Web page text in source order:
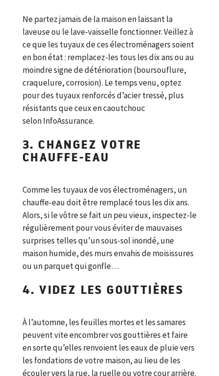
Ne partez jamais de la maison en laissant la
laveuse ou le lave-vaisselle fonctionner. Veillez à
ce que les tuyaux de ces électroménagers soient
en bon état : remplacez-les tous les dix ans ou au
moindre signe de détérioration (boursouflure,
craquelure, corrosion). Le temps venu, optez
pour des tuyaux renforcés d’acier tressé, plus
résistants que ceux en caoutchouc
selon InfoAssurance.
3. CHANGEZ VOTRE
CHAUFFE-EAU
Comme les tuyaux de vos électroménagers, un
chauffe-eau doit être remplacé tous les dix ans.
Alors, si le vôtre se fait un peu vieux, inspectez-le
régulièrement pour vous éviter de mauvaises
surprises telles qu’un sous-sol inondé, une
maison humide, des murs envahis de moisissures
ou un parquet qui gonfle…
4. VIDEZ LES GOUTTIÈRES
À l’automne, les feuilles mortes et les samares
peuvent vite encombrer vos gouttières et faire
en sorte qu’elles renvoient les eaux de pluie vers
les fondations de votre maison, au lieu de les
écouler vers la rue, la ruelle ou votre cour arrière.